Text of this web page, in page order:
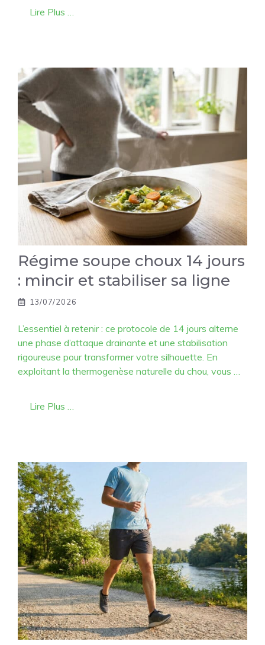
Lire Plus …
Régime soupe choux 14 jours
: mincir et stabiliser sa ligne
13/07/2026
L’essentiel à retenir : ce protocole de 14 jours alterne
une phase d’attaque drainante et une stabilisation
rigoureuse pour transformer votre silhouette. En
exploitant la thermogenèse naturelle du chou, vous …
Lire Plus …